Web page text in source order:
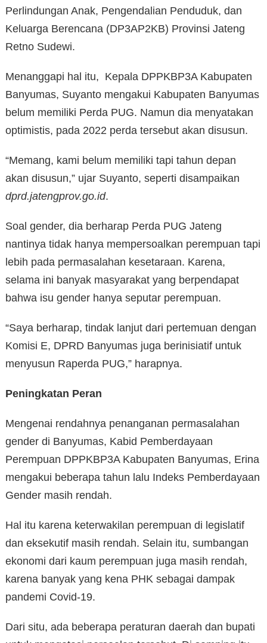
Perlindungan Anak, Pengendalian Penduduk, dan
Keluarga Berencana (DP3AP2KB) Provinsi Jateng
Retno Sudewi.
Menanggapi hal itu, Kepala DPPKBP3A Kabupaten
Banyumas, Suyanto mengakui Kabupaten Banyumas
belum memiliki Perda PUG. Namun dia menyatakan
optimistis, pada 2022 perda tersebut akan disusun.
“Memang, kami belum memiliki tapi tahun depan
akan disusun,” ujar Suyanto, seperti disampaikan
dprd.jatengprov.go.id.
Soal gender, dia berharap Perda PUG Jateng
nantinya tidak hanya mempersoalkan perempuan tapi
lebih pada permasalahan kesetaraan. Karena,
selama ini banyak masyarakat yang berpendapat
bahwa isu gender hanya seputar perempuan.
“Saya berharap, tindak lanjut dari pertemuan dengan
Komisi E, DPRD Banyumas juga berinisiatif untuk
menyusun Raperda PUG,” harapnya.
Peningkatan Peran
Mengenai rendahnya penanganan permasalahan
gender di Banyumas, Kabid Pemberdayaan
Perempuan DPPKBP3A Kabupaten Banyumas, Erina
mengakui beberapa tahun lalu Indeks Pemberdayaan
Gender masih rendah.
Hal itu karena keterwakilan perempuan di legislatif
dan eksekutif masih rendah. Selain itu, sumbangan
ekonomi dari kaum perempuan juga masih rendah,
karena banyak yang kena PHK sebagai dampak
pandemi Covid-19.
Dari situ, ada beberapa peraturan daerah dan bupati